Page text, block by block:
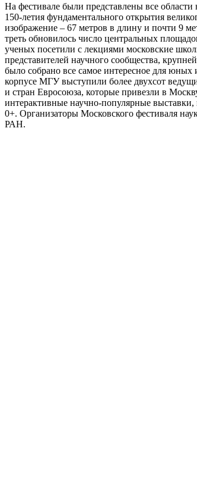
На фестивале были представлены все
150-летия фундаментального открытия
изображение – 67 метров в длину и почти 9
треть обновилось число центральных
ученых посетили с лекциями московские
представителей научного сообщества,
было собрано все самое интересное для
корпусе МГУ выступили более двухсот
и стран Евросоюза, которые привезли в
интерактивные научно-популярные
0+. Организаторы Московского фестиваля
РАН.